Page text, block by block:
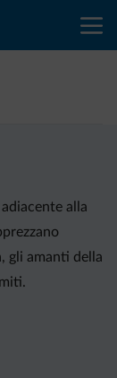
alla
gli amanti della